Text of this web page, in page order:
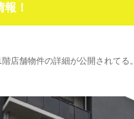
！
店舗物件の詳細が公開されてる。